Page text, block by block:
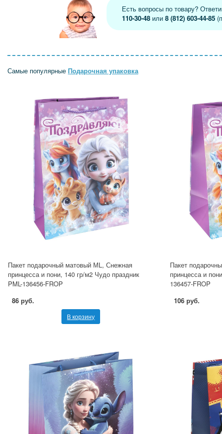
Есть вопросы по товару?
110-30-48 или8 (812) 603-44-85
Самые популярные Подарочная упаковка
Пакет подарочный матовый МL, Снежная
принцесса и пони, 140 гр/м2 Чудо праздник
PML-136456-FROP
86 руб.
В корзину
Пакет
принцесса и
136457-FROP
106 руб.